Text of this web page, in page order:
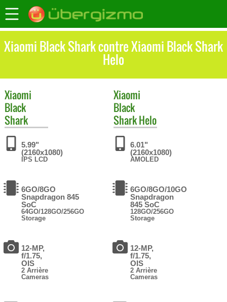
Xiaomi Black Shark contre Xiaomi Black Shark
Helo
Xiaomi
Black
Shark
5.99"
(2160x1080)
IPS LCD
6GO/8GO
Snapdragon 845
SoC
64GO/128GO/256GO
Storage
12-MP,
f/1.75,
OIS
2 Arrière
Cameras
Xiaomi
Black
Shark Helo
6.01"
(2160x1080)
AMOLED
6GO/8GO/10GO
Snapdragon
845 SoC
128GO/256GO
Storage
12-MP,
f/1.75,
OIS
2 Arrière
Cameras